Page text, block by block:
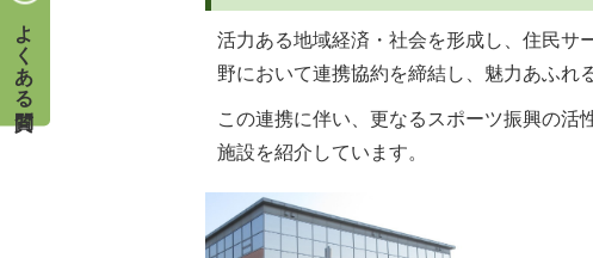
活力ある地域経済・社会を形成し、住民
野において連携協約を締結し、魅力あふれ
この連携に伴い、更なるスポーツ振興の
施設を紹介しています。
よくある質問